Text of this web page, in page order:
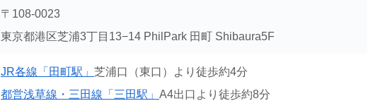
〒108-0023
東京都港区芝浦3丁目13−14 PhilPark 田町 Shibaura5F
JR各線「田町駅」 芝浦口（東口）より徒歩約4分
都営浅草線・三田線「三田駅」 A4出口より徒歩約8分